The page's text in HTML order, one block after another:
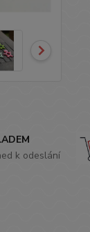
k odeslání